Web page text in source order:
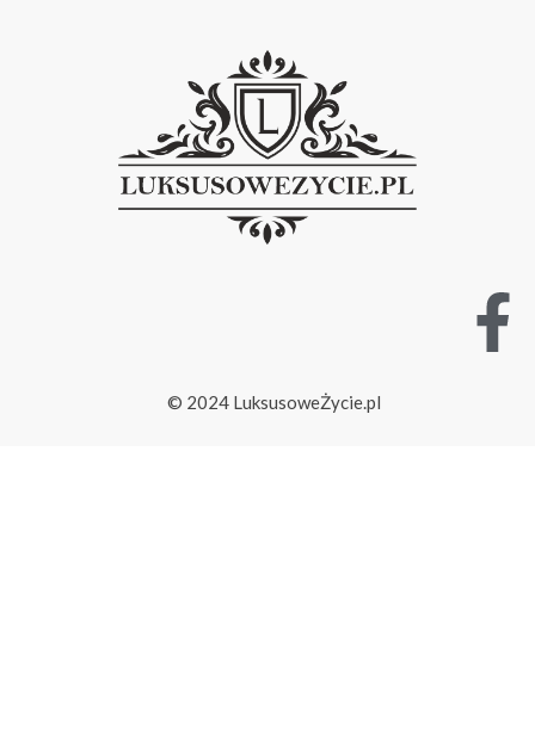
© 2024 LuksusoweŻycie.pl